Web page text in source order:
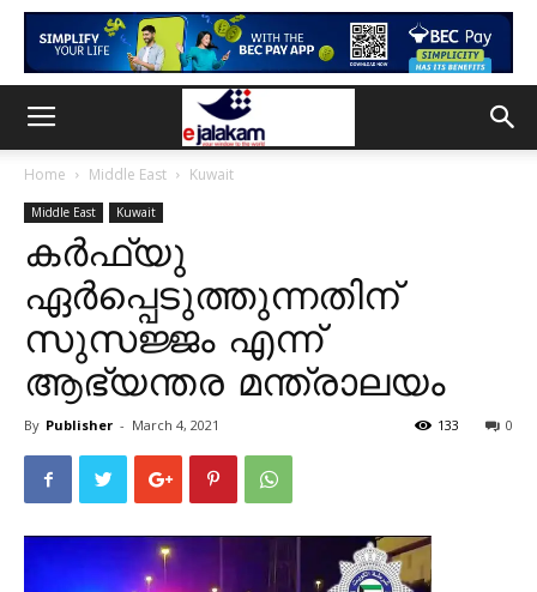
Home Middle East Kuwait
Middle East Kuwait
കർഫ്യു
ഏർപ്പെടുത്തുന്നതിന്
സുസജ്ജം എന്ന്
ആഭ്യന്തര മന്ത്രാലയം
By Publisher - March 4, 2021 0
133